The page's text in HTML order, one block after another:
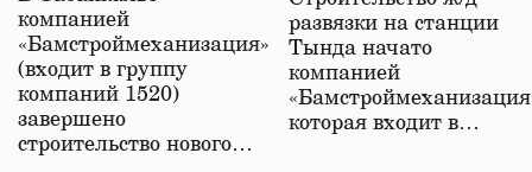
в Забайкалье
компанией
«Бамстроймеханизация»
(входит в группу
компаний 1520)
завершено
строительство нового…
развязки на станции
Тында начато
компанией
которая входит в…